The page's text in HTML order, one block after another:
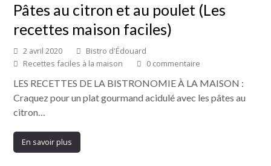
Pâtes au citron et au poulet (Les
recettes maison faciles)
2 avril 2020
Bistro d'Édouard
Recettes faciles à la maison
0 commentaire
LES RECETTES DE LA BISTRONOMIE À LA MAISON :
Craquez pour un plat gourmand acidulé avec les pâtes au
citron…
En savoir plus